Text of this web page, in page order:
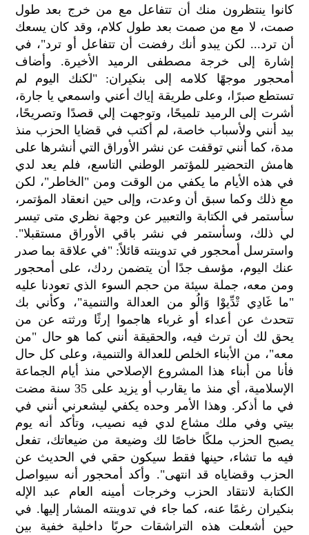
كانوا ينتظرون منك أن تتفاعل مع من خرج بعد طول
صمت، لا مع من صمت بعد طول كلام، وقد كان يسعك
أن ترد... لكن يبدو أنك رفضت أن تتفاعل أو ترد"، في
إشارة إلى خرجة مصطفى الرميد الأخيرة. وأضاف
أمحجور موجهًا كلامه إلى بنكيران: "لكنك اليوم لم
تستطع صبرًا، وعلى طريقة إياك أعني واسمعي يا جارة،
أشرت إلى الرميد تلميحًا، وتوجهت إلي قصدًا وتصريحًا،
بيد أنني ولأسباب خاصة، لم أكتب في قضايا الحزب منذ
مدة، كما أنني توقفت عن نشر الأوراق التي أنشرها على
هامش التحضير للمؤتمر الوطني التاسع، فلم يعد لدي
في هذه الأيام ما يكفي من الوقت ومن "الخاطر"، لكن
مع ذلك وكما سبق أن وعدت، وإلى حين انعقاد المؤتمر،
سأستمر في الكتابة والتعبير عن وجهة نظري متى تيسر
لي ذلك، وسأستمر في نشر باقي الأوراق مستقبلا".
واسترسل أمحجور في تدوينته قائلاً: "في علاقة بما صدر
عنك اليوم، مؤسف جدًا أن يتضمن ردك، على أمحجور
ومن معه، جملة سيئة من حجم السوء الذي تعودنا عليه
"ما غَادِي تْدِّيوْا وَالُو من العدالة والتنمية"، وكأني بك
تتحدث عن أعداء أو غرباء هاجموا إرثًا ورثته عن من
يحق لك أن ترث فيه، والحقيقة أنني كما هو حال "من
معه"، من الأبناء الخلص للعدالة والتنمية، وعلى كل حال
فأنا من أبناء هذا المشروع الإصلاحي منذ أيام الجماعة
الإسلامية، أي منذ ما يقارب أو يزيد على 35 سنة مضت
في ما أذكر. وهذا الأمر وحده يكفي ليشعرني أنني في
بيتي وفي ملك مشاع لدي فيه نصيب، وتأكد أنه يوم
يصبح الحزب ملكًا خاصًا لك وضيعة من ضيعاتك، تفعل
فيه ما تشاء، حينها فقط سيكون حقي في الحديث عن
الحزب وقضاياه قد انتهى". وأكد أمحجور أنه سيواصل
الكتابة لانتقاد الحزب وخرجات أمينه العام عبد الإله
بنكيران رغمًا عنه، كما جاء في تدوينته المشار إليها. في
حين أشعلت هذه التراشقات حربًا داخلية خفية بين